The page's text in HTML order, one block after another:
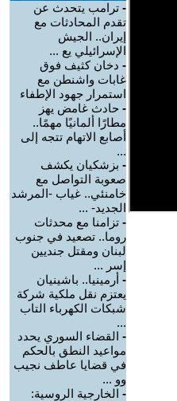
- ترامب يتحدث عن
تقدم المحادثات مع
إيران.. الجيش
الإسرائيلي يع ...
- دخان كثيف فوق
غابات واشنطن مع
استمرار جهود الإطفاء
- حادث غامض يهز
مطارًا ألمانيًا مهمًا..
أصابع الاتهام تتجه إلى
...
- بزشكيان يكشف
صعوبة التواصل مع
خامنئي.. غياب -المرشد
الجديد- ...
- تزامنا مع محدثات
روما.. تصعيد في جنوب
لبنان ومقتل جنديين
إسر ...
- أرمينيا.. باشينيان
يعتزم نقل ملكية شركة
شبكات الكهرباء التاب
...
- القضاء السوري يحدد
مواعيد النطق بالحكم
في قضايا عاطف نجيب
وو ...
- الخارجية الروسية: